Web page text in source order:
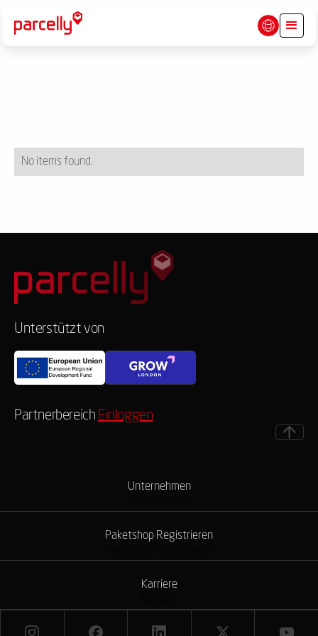
No items found.
Unterstützt von
Partnerbereich Einloggen
Unternehmen
Paketshop Registrieren
Karriere